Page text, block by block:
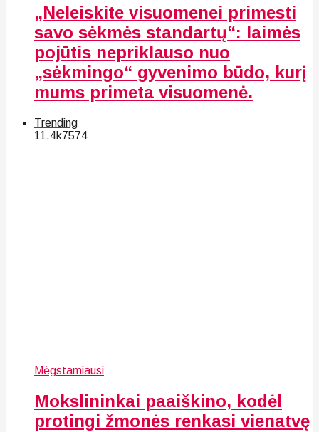
„Neleiskite visuomenei primesti
savo sėkmės standartų“: laimės
pojūtis nepriklauso nuo
„sėkmingo“ gyvenimo būdo, kurį
mums primeta visuomenė.
Trending
11.4k7574
Mėgstamiausi
Mokslininkai paaiškino, kodėl
protingi žmonės renkasi vienatvę